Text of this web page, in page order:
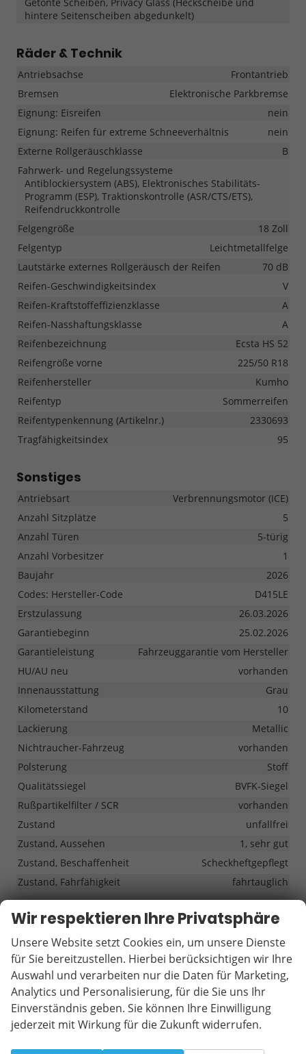
hintere Seitenscheiben abgedunkelt)
Räder & Technik
Antriebsachse
Frontantrieb
Bremsen
Elektronische Parkbremse
Eignung: Eisreifen
nein
Eignung: Reifen für extreme Schneeverhältnis
nein
Externe Rollgeräuschklasse
B
Fahrwerk- und Regelungssysteme
Antiblockiersystem (ABS), Elektronisches Stabilitäts-
Programm (ESP), Traktionskontrolle (ASR/CTS/ETS),
Reifendruckkontrolle
Felgengröße
18 Zoll
Felgentyp
Leichtmetallfelge
Lautstärke externes Rollgeräusch der Reifen
70 dB
Reifen-Geschwindigkeitsindex
V
Reifen-Kraftstoffeffizienzklasse
A
Reifen-Nasshaftungsklasse
A
Reifenbezeichnung
Ecsta HS 52
Reifengröße vorne
225/50 R18
Reifenhersteller
Kumho
Reifentyp
Sommerreifen
Reifentypenkennung (Artikelnr.)
2330693
Tragfähigkeitsindex
95
Sonstiges
Antriebsart
Verbrennungsmotor (ICE)
Anzahl Sitzplätze
5
Anzahl Türen
5-türig
Anzahl Vorbesitzer
1
Baujahr
2026
Codes: Hersteller-Code
D415LE
Erstzulassung
26.03.2026
Garantiebeginn
25.02.2026
Garantieleistung
Fahrzeuggarantie vom Hersteller
HU/AU neu
vorhanden
Innenausstattung
Grau
Kilometerstand
10
Lackierung
Metallic
Nichtraucher-Fahrzeug
vorhanden
Polsterung
Stoff
Qualitätssiegel
BVFK-Siegel
Rußpartikelfilter / SCR
vorhanden
Zustand
unfallfrei
Zustand, Aussehen
1, sehr gut
Zustand, Beschaffenheit
Scheckheftgepflegt
Zustand, Fahrfähigkeit
fahrtauglich
Serienausstattungen
Innen
Asymmetrisch geteilte Rücksitzlehne (60/40) mit
Mittelarmlehne
vorhanden
Klimaanlage "Air Care Climatronic" mit Aktiv-
Kombifilter, Bedienelementen hinten und 3-Zonen-
Temperaturregelung
vorhanden
Zierleisten in Pyritsilber matt
vorhanden
Wir respektieren Ihre Privatsphäre
Unsere Website setzt Cookies ein, um unsere Dienste
für Sie bereitzustellen. Hierbei berücksichtigen wir Ihre
Auswahl und verarbeiten nur die Daten für Marketing,
Analytics und Personalisierung, für die Sie uns Ihr
Einverständnis geben. Sie können Ihre Einwilligung
jederzeit mit Wirkung für die Zukunft widerrufen.